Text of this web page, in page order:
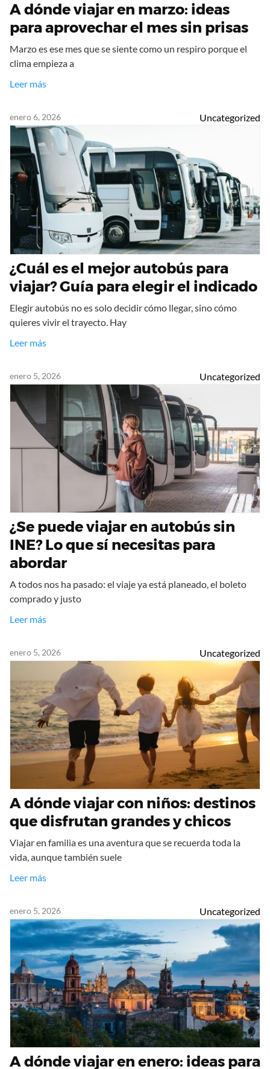
A dónde viajar en marzo: ideas
para aprovechar el mes sin prisas
Marzo es ese mes que se siente como un respiro porque el
clima empieza a
Leer más
enero 6, 2026 Uncategorized
¿Cuál es el mejor autobús para
viajar? Guía para elegir el indicado
Elegir autobús no es solo decidir cómo llegar, sino cómo
quieres vivir el trayecto. Hay
Leer más
enero 5, 2026 Uncategorized
¿Se puede viajar en autobús sin
INE? Lo que sí necesitas para
abordar
A todos nos ha pasado: el viaje ya está planeado, el boleto
comprado y justo
Leer más
enero 5, 2026 Uncategorized
A dónde viajar con niños: destinos
que disfrutan grandes y chicos
Viajar en familia es una aventura que se recuerda toda la
vida, aunque también suele
Leer más
enero 5, 2026 Uncategorized
A dónde viajar en enero: ideas para